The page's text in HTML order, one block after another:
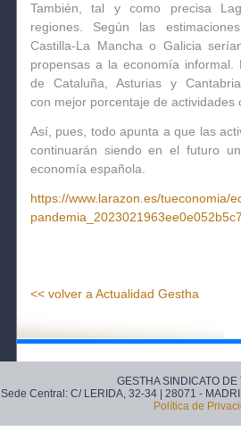
También, tal y como precisa
regiones. Según las
Castilla-La Mancha o Galicia
propensas a la economía informal.
de Cataluña, Asturias y Cantabria
con mejor porcentaje de actividades
Así, pues, todo apunta a que las
continuarán siendo en el futuro
economía española.
https://www.larazon.es/tueconomia/
<< volver a Actualidad Gestha
GESTHA SINDICATO
Sede Central: C/ LERIDA, 32-34 | 28071 -
Política de